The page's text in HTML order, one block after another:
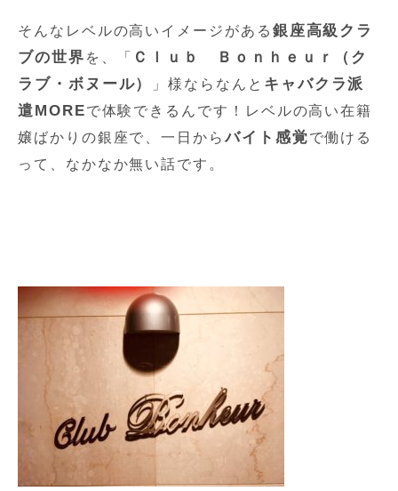
そんなレベルの高いイメージがある 銀座高級クラ
ブの世界 を、「
Ｃｌｕｂ Ｂｏｎｈｅｕｒ（ク
ラブ・ボヌール）
」様ならなんと キャバクラ派
遣MOREで体験できるんです！レベルの高い在籍
嬢ばかりの銀座で、一日からバイト感覚で働ける
って、なかなか無い話です。